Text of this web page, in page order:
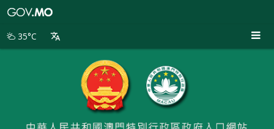
別
35°C